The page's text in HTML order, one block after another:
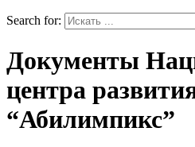
Search for:
Документы
центра
“Абилимпикс”